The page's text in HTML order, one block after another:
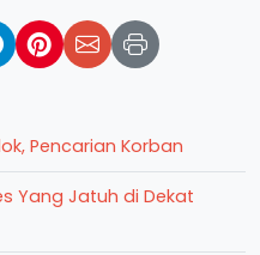
Pencarian Korban
Yang Jatuh di Dekat